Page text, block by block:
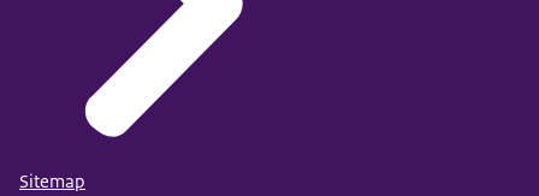
Sitemap